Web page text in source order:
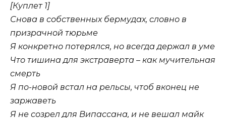
[Куплет 1]
Снова в собственных бермудах, словно в
призрачной тюрьме
Я конкретно потерялся, но всегда держал в уме
Что тишина для экстраверта – как мучительная
смерть
Я по-новой встал на рельсы, чтоб вконец не
заржаветь
Я не созрел для Випассана, и не вешал майк